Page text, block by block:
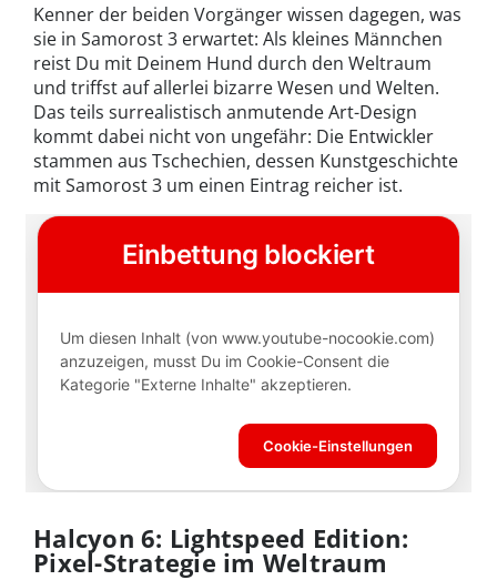
Kenner der beiden Vorgänger wissen dagegen, was
sie in Samorost 3 erwartet: Als kleines Männchen
reist Du mit Deinem Hund durch den Weltraum
und triffst auf allerlei bizarre Wesen und Welten.
Das teils surrealistisch anmutende Art-Design
kommt dabei nicht von ungefähr: Die Entwickler
stammen aus Tschechien, dessen Kunstgeschichte
mit Samorost 3 um einen Eintrag reicher ist.
Halcyon 6: Lightspeed Edition:
Pixel-Strategie im Weltraum